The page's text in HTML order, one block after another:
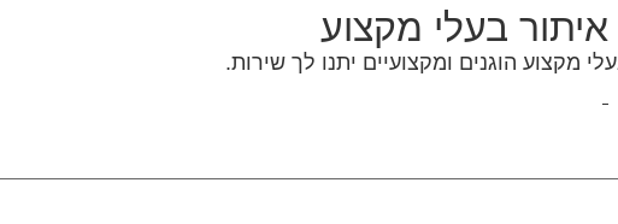
איתור בעלי מקצוע
מקצוע הוגנים ומקצועיים יתנו לך שירות.